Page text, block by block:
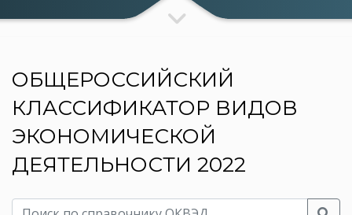
ОБЩЕРОССИЙСКИЙ
КЛАССИФИКАТОР ВИДОВ
ЭКОНОМИЧЕСКОЙ
ДЕЯТЕЛЬНОСТИ 2022